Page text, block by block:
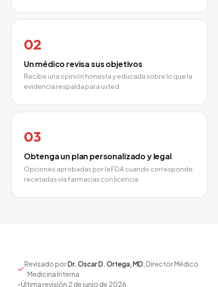
02
Un médico revisa sus objetivos
Recibe una opinión honesta y educada sobre lo que la
evidencia respalda para usted.
03
Obtenga un plan personalizado y legal
Opciones aprobadas por la FDA cuando corresponde,
recetadas vía farmacias con licencia.
Revisado porDr. Oscar D. Ortega, MD , Director Médico
· Medicina Interna
•Última revisión 2 de junio de 2026